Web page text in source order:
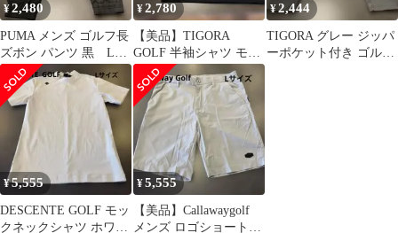
¥2,480
PUMA メンズ ゴルフ長
ズボン パンツ 黒 Lサ
イズ
¥2,780
【美品】TIGORA
GOLF 半袖シャツ モッ
クネック L ホワイト/
ブラック
¥2,444
TIGORA グレー ジッパ
ーポケット付き ゴルフ
¥5,555
DESCENTE GOLF モッ
クネックシャツ ホワイ
¥5,555
【美品】Callawaygolf
メンズ ロゴショートパ